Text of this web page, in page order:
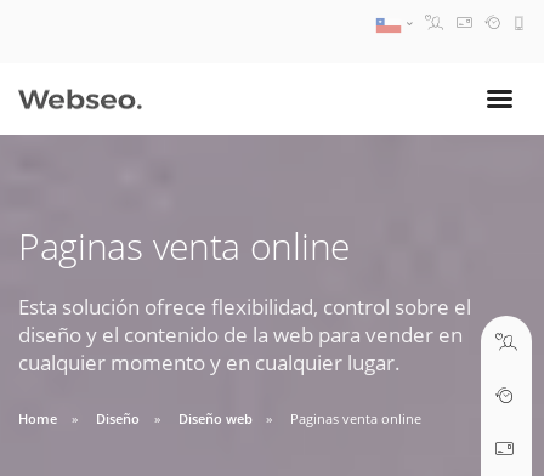
Paginas venta online
Esta solución ofrece flexibilidad, control sobre el
diseño y el contenido de la web para vender en
cualquier momento y en cualquier lugar.
Home Diseño Diseño web Paginas venta online
09:30 AM A 18:30 PM
soporte@webseo.cl
ABRIR TICKET